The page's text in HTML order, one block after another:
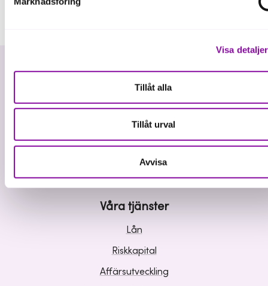
Visa detaljer
Tillåt alla
Tillåt urval
Avvisa
Våra tjänster
Lån
Riskkapital
Affärsutveckling